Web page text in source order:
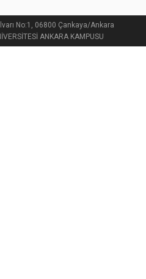
No:1, 06800 Çankaya/Ankara
ANKARA KAMPUSU